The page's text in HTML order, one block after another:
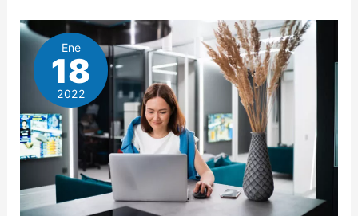
Ene
18
2022